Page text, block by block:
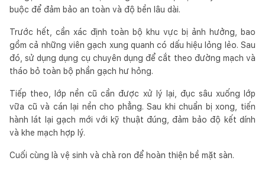
buộc để đảm bảo an toàn và độ bền lâu dài.
Trước hết, cần xác định toàn bộ khu vực bị ảnh hưởng, bao
gồm cả những viên gạch xung quanh có dấu hiệu lỏng lẻo. Sau
đó, sử dụng dụng cụ chuyên dụng để cắt theo đường mạch và
tháo bỏ toàn bộ phần gạch hư hỏng.
Tiếp theo, lớp nền cũ cần được xử lý lại, đục sâu xuống lớp
vữa cũ và cán lại nền cho phẳng. Sau khi chuẩn bị xong, tiến
hành lát lại gạch mới với kỹ thuật đúng, đảm bảo độ kết dính
và khe mạch hợp lý.
Cuối cùng là vệ sinh và chà ron để hoàn thiện bề mặt sàn.